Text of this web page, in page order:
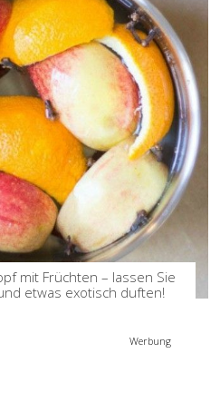
mit Früchten – lassen Sie
etwas exotisch duften!
Werbung